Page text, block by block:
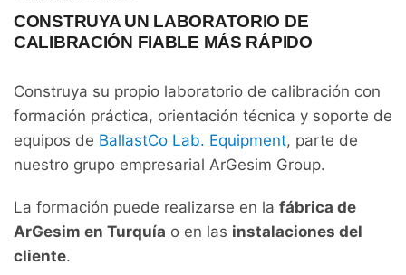
CONSTRUYA UN LABORATORIO DE
CALIBRACIÓN FIABLE MÁS RÁPIDO
Construya su propio laboratorio de calibración con
formación práctica, orientación técnica y soporte de
equipos de BallastCo Lab. Equipment, parte de
nuestro grupo empresarial ArGesim Group.
La formación puede realizarse en la fábrica de
ArGesim en Turquía o en las instalaciones del
cliente.